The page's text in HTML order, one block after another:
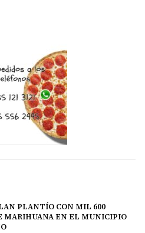
PLANTÍO CON MIL 600
MARIHUANA EN EL MUNICIPIO